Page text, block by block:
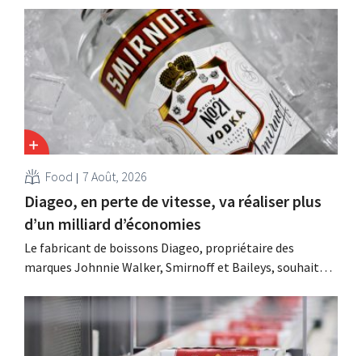
Food 7 Août, 2026
Diageo, en perte de vitesse, va réaliser plus
d’un milliard d’économies
Le fabricant de boissons Diageo, propriétaire des
marques Johnnie Walker, Smirnoff et Baileys, souhaite,
considérablement ses coûts tout en investissant dans la
croissance, notamment pour Guinness et les cocktails
prêts à boire.